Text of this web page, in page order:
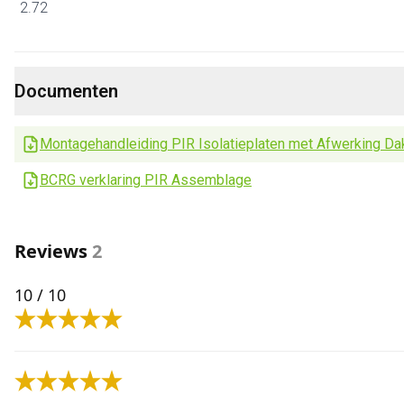
2.72
Documenten
Montagehandleiding PIR Isolatieplaten met Afwerking
BCRG verklaring PIR Assemblage
Reviews2
10 / 10